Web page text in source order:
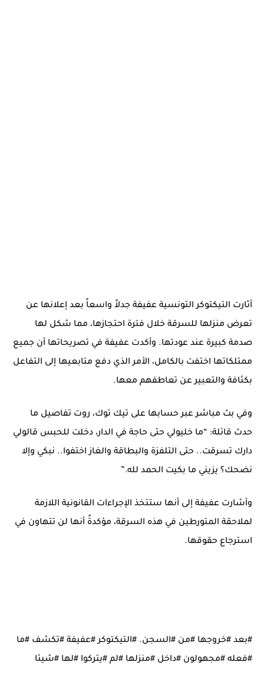
أثارت التيكتوكر التونسية عفيفة جدلاً واسعاً بعد إعلانها عن
تعرض منزلها للسرقة خلال فترة احتجازها، مما شكل لها
صدمة كبيرة عند عودتها. وأكدت عفيفة في تصريحاتها أن جميع
ممتلكاتها اختفت بالكامل، الأمر الذي دفع متابعيها إلى التفاعل
بكثافة والتعبير عن تعاطفهم معها.
وفي بث مباشر عبر حسابها على تيك توك، روت تفاصيل ما
حدث قائلة: “ما خليولي حتى حاجة في الدار، دخلت للحبس قالولي
دارك تسرقت.. حتى التلفزة والبطاقة والغاز اختفوا.. نبكي وإلا
نضحك؟ يزيني ما بكيت الحمد لله.”
وأشارت عفيفة إلى أنها ستتخذ الإجراءات القانونية اللازمة
لملاحقة المتورطين في هذه السرقة، مؤكدةً أنها لن تتهاون في
استرجاع حقوقها.
#بعد #خروجها #من #السجن. #التيكتوكر #عفيفة #تكشف #ما
#فعله #مجهولون #داخل #منزلها #لم #يتركوا #لها #شيئا